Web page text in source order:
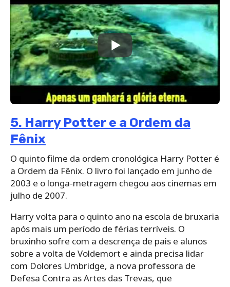
5. Harry Potter e a Ordem da
Fênix
O quinto filme da ordem cronológica Harry Potter é
a Ordem da Fênix. O livro foi lançado em junho de
2003 e o longa-metragem chegou aos cinemas em
julho de 2007.
Harry volta para o quinto ano na escola de bruxaria
após mais um período de férias terríveis. O
bruxinho sofre com a descrença de pais e alunos
sobre a volta de Voldemort e ainda precisa lidar
com Dolores Umbridge, a nova professora de
Defesa Contra as Artes das Trevas, que